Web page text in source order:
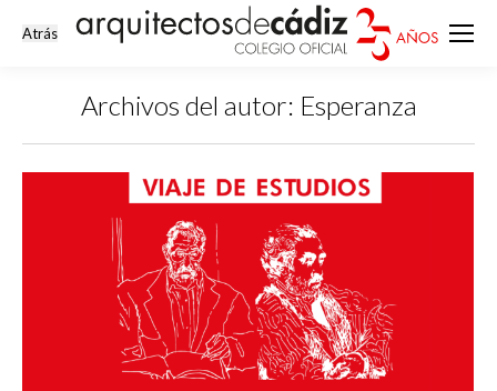
Archivos del autor: Esperanza